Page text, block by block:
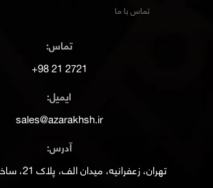
تماس با ما
تماس:
2721 21 98+
ایمیل:
sales@azarakhsh.ir
آدرس:
تهران، زعفرانیه، میدان الف، پلاک 21، ساختمان آذرخش